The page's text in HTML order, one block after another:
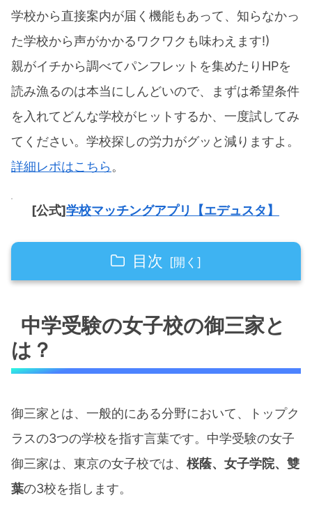
学校から直接案内が届く機能もあって、知らなかっ
た学校から声がかかるワクワクも味わえます!)
親がイチから調べてパンフレットを集めたりHPを
読み漁るのは本当にしんどいので、まずは希望条件
を入れてどんな学校がヒットするか、一度試してみ
てください。学校探しの労力がグッと減りますよ。
詳細レポはこちら。
[公式]学校マッチングアプリ【エデュスタ】
目次
【東京私立中学 女子御三家】桜蔭中学校
御三家 桜蔭中学校の基本情報
校風
御三家 桜蔭中学校の学力レベル
と進学実績
御三家 桜蔭中学校の学校行事と
中学受験の女子校の御三家と
は？
御三家とは、一般的にある分野において、トップク
ラスの3つの学校を指す言葉です。中学受験の女子
御三家は、東京の女子校では、 桜蔭、女子学院、雙
葉の3校を指します。​